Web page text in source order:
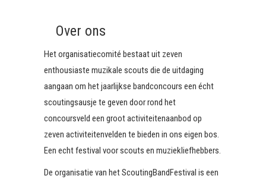
Over ons
Het organisatiecomité bestaat uit zeven
enthousiaste muzikale scouts die de uitdaging
aangaan om het jaarlijkse bandconcours een écht
scoutingsausje te geven door rond het
concoursveld een groot activiteitenaanbod op
zeven activiteitenvelden te bieden in ons eigen bos.
Een echt festival voor scouts en muziekliefhebbers.
De organisatie van het ScoutingBandFestival is een